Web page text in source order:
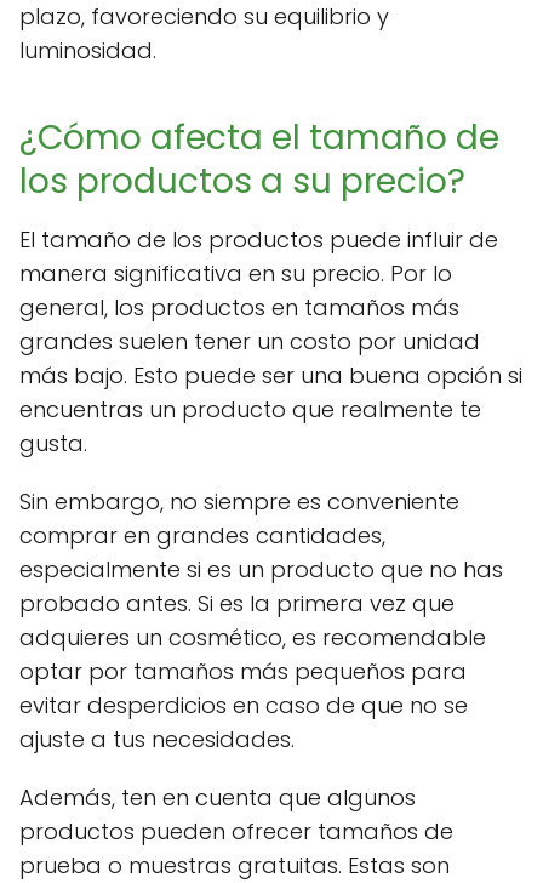
plazo, favoreciendo su equilibrio y
luminosidad.
¿Cómo afecta el tamaño de
los productos a su precio?
El tamaño de los productos puede influir de
manera significativa en su precio. Por lo
general, los productos en tamaños más
grandes suelen tener un costo por unidad
más bajo. Esto puede ser una buena opción si
encuentras un producto que realmente te
gusta.
Sin embargo, no siempre es conveniente
comprar en grandes cantidades,
especialmente si es un producto que no has
probado antes. Si es la primera vez que
adquieres un cosmético, es recomendable
optar por tamaños más pequeños para
evitar desperdicios en caso de que no se
ajuste a tus necesidades.
Además, ten en cuenta que algunos
productos pueden ofrecer tamaños de
prueba o muestras gratuitas. Estas son